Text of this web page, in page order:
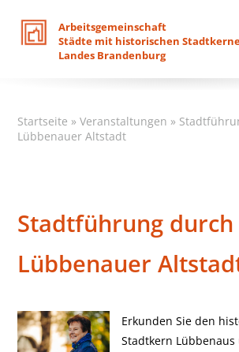
Arbeitsgemeinschaft
Städte mit historischen
Landes Brandenburg
Startseite »Veranstaltungen »
Lübbenauer Altstadt
Stadtführung durch
Lübbenauer
Erkunden Sie den
Stadtkern